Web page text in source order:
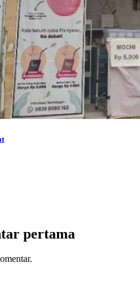
pertama